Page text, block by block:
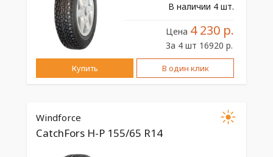
В наличии 4 шт.
Цена 4 230 р.
За 4 шт 16920 р.
Купить В один клик
Windforce
CatchFors H-P 155/65 R14